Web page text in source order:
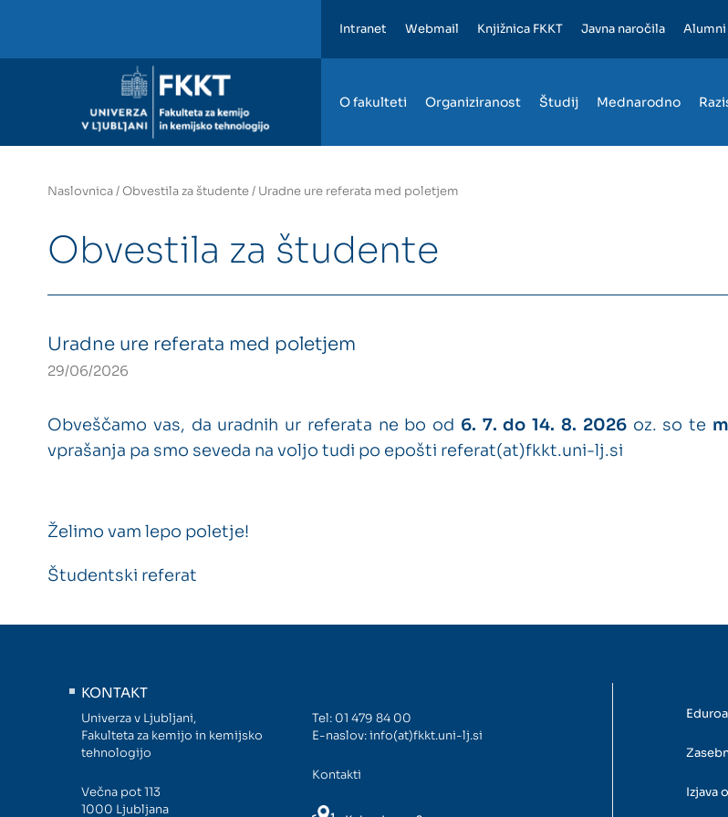
Intranet Webmail Knjižnica FKKT Javna naročila Alumni
O fakulteti Organiziranost Študij Mednarodno
Naslovnica/Obvestila za študente/ Uradne ure referata med poletjem
Obvestila za študente
Uradne ure referata med poletjem
29/06/2026
Obveščamo vas, da uradnih ur referata ne bo od 6. 7. do 14. 8. 2026oz. so te
vprašanja pa smo seveda na voljo tudi po epošti referat(at)fkkt.uni-lj.si
Želimo vam lepo poletje!
Študentski referat
KONTAKT
Univerza v Ljubljani,
Fakulteta za kemijo in kemijsko
tehnologijo
Večna pot 113
1000 Ljubljana
Tel: 01 479 84 00
E-naslov:info(at)fkkt.uni-lj.si
Kontakti
Izjava